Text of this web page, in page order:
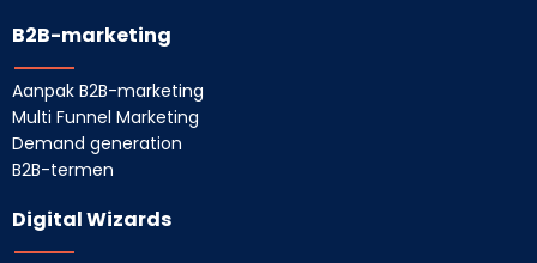
B2B-marketing
Aanpak B2B-marketing
Multi Funnel Marketing
Demand generation
B2B-termen
Digital Wizards